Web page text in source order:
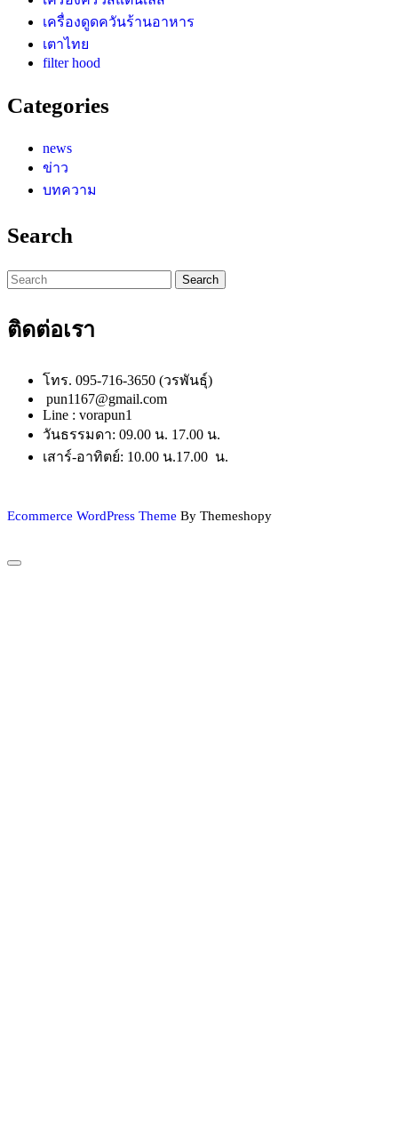
เครื่องดูดควันร้านอาหาร
เตาไทย
filter hood
Categories
news
ข่าว
บทความ
Search
Search
for:
ติดต่อเรา
โทร. 095-716-3650 (วรพันธุ์)
pun1167@gmail.com
Line : vorapun1
วันธรรมดา: 09.00 น. 17.00 น.
เสาร์-อาทิตย์: 10.00 น.17.00 น.
Ecommerce WordPress Theme By Themeshopy
Scroll